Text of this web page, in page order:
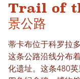
Trail of
景公路
蒂卡布位于科罗拉
这条公路沿线分布
化遗址。这条480英